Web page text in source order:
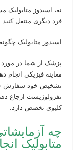
نه، اسیدوز متابولیک
فرد دیگری منتقل کنید.
اسیدوز متابولیک
پزشک از شما در
معاینه فیزیکی انجام
تشخیص خود سفارش
نفرولوژیست ارجاع
کلیوی تخصص دارد.
چه
متابولیک